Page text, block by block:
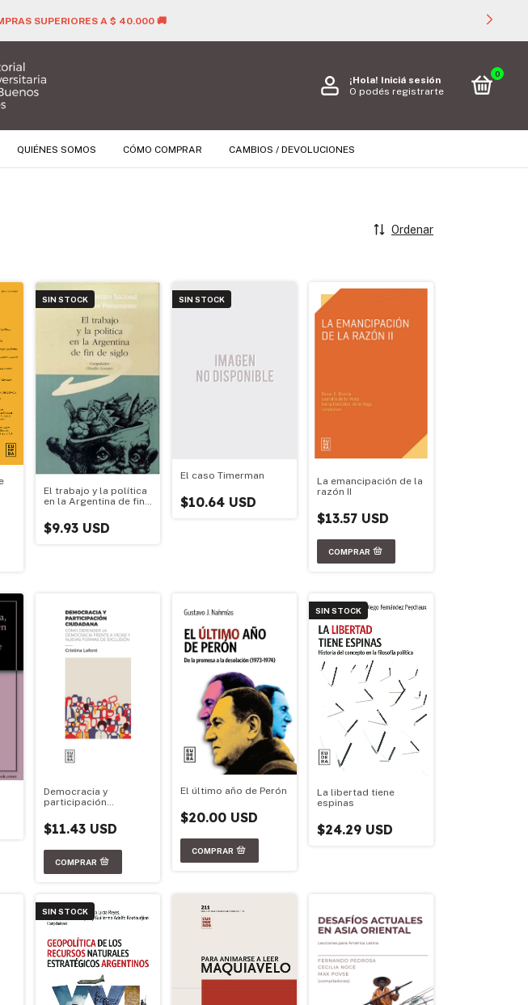
SUPERIORES A $ 40.000 🚚
¡Hola! Iniciá sesión
O podés registrarte
0
QUIÉNES SOMOS CÓMO COMPRAR CAMBIOS / DEVOLUCIONES
Ordenar
SIN STOCK
El trabajo y la política
en la Argentina de fin
$9.93 USD
SIN STOCK
El caso Timerman
$10.64 USD
La emancipación de la
razón II
$13.57 USD
Democracia y
participación
$11.43 USD
El último año de Perón
$20.00 USD
SIN STOCK
La libertad tiene
espinas
$24.29 USD
SIN STOCK